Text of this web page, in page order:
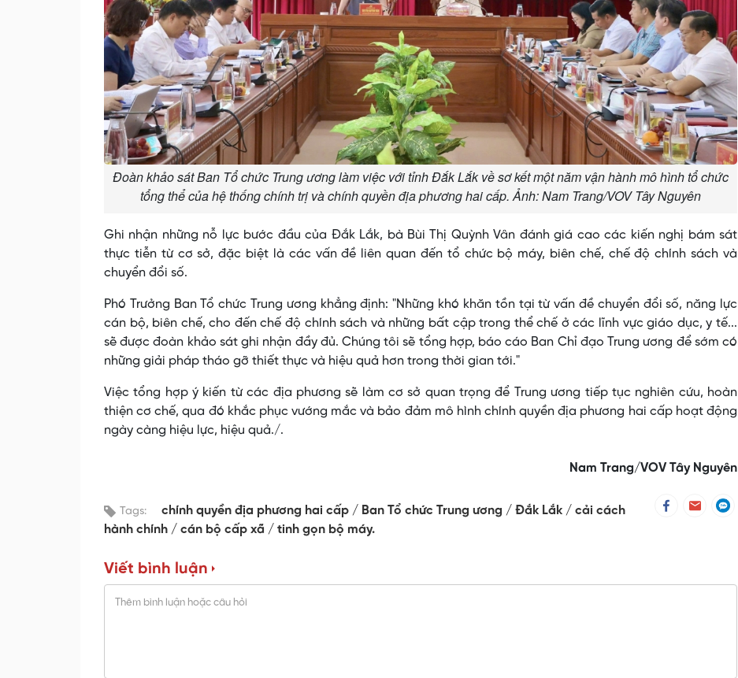
Đoàn khảo sát Ban Tổ chức Trung ương làm việc với tỉnh Đắk Lắk về sơ kết một năm vận hành mô hình tổ chức
tổng thể của hệ thống chính trị và chính quyền địa phương hai cấp. Ảnh: Nam Trang/VOV Tây Nguyên
Ghi nhận những nỗ lực bước đầu của Đắk Lắk, bà Bùi Thị Quỳnh Vân đánh giá cao các kiến nghị bám sát
thực tiễn từ cơ sở, đặc biệt là các vấn đề liên quan đến tổ chức bộ máy, biên chế, chế độ chính sách và
chuyển đổi số.
Phó Trưởng Ban Tổ chức Trung ương khẳng định: "Những khó khăn tồn tại từ vấn đề chuyển đổi số, năng lực
cán bộ, biên chế, cho đến chế độ chính sách và những bất cập trong thể chế ở các lĩnh vực giáo dục, y tế...
sẽ được đoàn khảo sát ghi nhận đầy đủ. Chúng tôi sẽ tổng hợp, báo cáo Ban Chỉ đạo Trung ương để sớm có
những giải pháp tháo gỡ thiết thực và hiệu quả hơn trong thời gian tới."
Việc tổng hợp ý kiến từ các địa phương sẽ làm cơ sở quan trọng để Trung ương tiếp tục nghiên cứu, hoàn
thiện cơ chế, qua đó khắc phục vướng mắc và bảo đảm mô hình chính quyền địa phương hai cấp hoạt động
ngày càng hiệu lực, hiệu quả./.
Nam Trang/VOV Tây Nguyên
Tags: chính quyền địa phương hai cấp Ban Tổ chức Trung ương Đắk Lắk
cải cách
hành chính
cán bộ cấp xã tinh gọn bộ máy.
Viết bình luận